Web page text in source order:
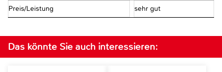
Preis/Leistung sehr gut
Das könnte Sie auch interessieren: